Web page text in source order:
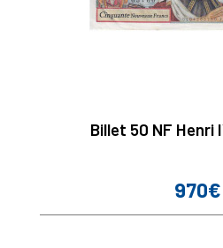
Billet 50 NF Henri
Prix
970€